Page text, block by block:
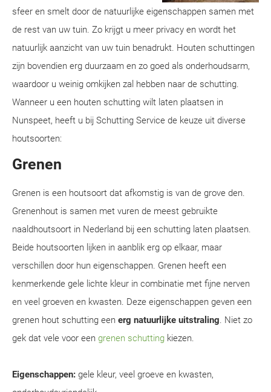
sfeer en smelt door de natuurlijke eigenschappen samen met
de rest van uw tuin. Zo krijgt u meer privacy en wordt het
natuurlijk aanzicht van uw tuin benadrukt. Houten schuttingen
zijn bovendien erg duurzaam en zo goed als onderhoudsarm,
waardoor u weinig omkijken zal hebben naar de schutting.
Wanneer u een houten schutting wilt laten plaatsen in
Nunspeet, heeft u bij Schutting Service de keuze uit diverse
houtsoorten:
Grenen
Grenen is een houtsoort dat afkomstig is van de grove den.
Grenenhout is samen met vuren de meest gebruikte
naaldhoutsoort in Nederland bij een schutting laten plaatsen.
Beide houtsoorten lijken in aanblik erg op elkaar, maar
verschillen door hun eigenschappen. Grenen heeft een
kenmerkende gele lichte kleur in combinatie met fijne nerven
en veel groeven en kwasten. Deze eigenschappen geven een
grenen hout schutting een erg natuurlijke uitstraling. Niet zo
gek dat vele voor een grenen schutting kiezen.
Eigenschappen: gele kleur, veel groeve en kwasten,